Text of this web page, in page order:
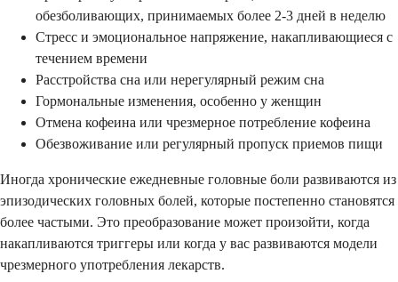
обезболивающих, принимаемых более 2-3 дней в неделю
Стресс и эмоциональное напряжение, накапливающиеся с
течением времени
Расстройства сна или нерегулярный режим сна
Гормональные изменения, особенно у женщин
Отмена кофеина или чрезмерное потребление кофеина
Обезвоживание или регулярный пропуск приемов пищи
Иногда хронические ежедневные головные боли развиваются из
эпизодических головных болей, которые постепенно становятся
более частыми. Это преобразование может произойти, когда
накапливаются триггеры или когда у вас развиваются модели
чрезмерного употребления лекарств.